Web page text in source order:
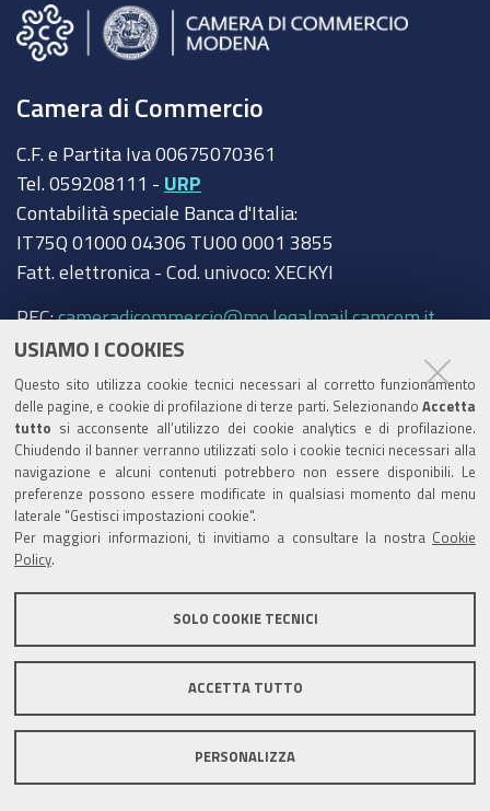
USIAMO I COOKIES
Questo sito utilizza cookie tecnici necessari al corretto funzionamento
delle pagine, e cookie di profilazione di terze parti. Selezionando Accetta
tutto si acconsente all’utilizzo dei cookie analytics e di profilazione.
Chiudendo il banner verranno utilizzati solo i cookie tecnici necessari alla
navigazione e alcuni contenuti potrebbero non essere disponibili. Le
preferenze possono essere modificate in qualsiasi momento dal menu
laterale "Gestisci impostazioni cookie".
Per maggiori informazioni, ti invitiamo a consultare la nostra Cookie
Policy
SOLO COOKIE TECNICI
ACCETTA TUTTO
PERSONALIZZA
Camera di Commercio
C.F. e Partita Iva 00675070361
Tel. 059208111 - URP
Contabilità speciale Banca d'Italia:
IT75Q 01000 04306 TU00 0001 3855
Fatt. elettronica - Cod. univoco: XECKYI
PEC:cameradicommercio@mo.legalmail.camcom.it
Trasparenza
Amministrazione trasparente
Albo Camerale
Pubblicità Legale
Area riservata Amministratori
Informativa generale
Informative privacy
Accessibilità
Note legali
Informativa estesa sui cookie
Social media policy